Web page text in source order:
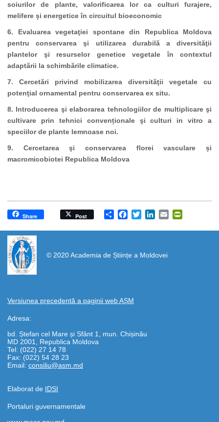
soiurilor de plante, valorificarea lor ca culturi furajere,
melifere și energetice în circuitul bioeconomic
6. Evaluarea vegetaţiei spontane din Republica Moldova
pentru conservarea şi utilizarea durabilă a diversităţii
plantelor şi resurselor genetice vegetale în contextul
adaptării la schimbările climatice.
7. Cercetări privind mobilizarea diversităţii vegetale cu
potenţial ornamental pentru conservarea ex situ.
8. Introducerea şi elaborarea tehnologiilor de multiplicare şi
cultivare prin tehnici convenționale şi culturi in vitro a
speciilor de plante lemnoase noi.
9. Cercetarea şi conservarea florei vasculare și
macromicobiotei Republica Moldova
Share
Share Post Facebook
TwitterLinkedIn
Email
© 2020 Academia de Științe a Moldovei
Versiunea precedentă a paginii web AȘM
Adresa:
bd. Ștefan cel Mare și Sfânt 1, mun. Chișinău
MD 2001, Republica Moldova
Tel: (022) 27 14 78
Fax: (022) 54 28 23
Email: consiliu@asm.md
Elaborat de IDSI
https://propletenie.ru/
Portaluri guvernamentale